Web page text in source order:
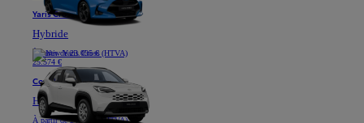
Yaris Cross
Hybride
À partir de23.095 € (HTVA)
25.574 €
Corolla Hatchback
Hybride
À partir de24.785 € (HTVA)